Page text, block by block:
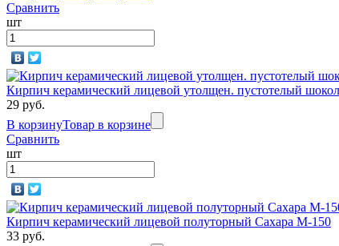
Сравнить
шт
Кирпич керамический лицевой утолщен. пустотелый
29 руб.
В корзинуТовар в корзине
Сравнить
шт
Кирпич керамический лицевой полуторный Сахара М-150
33 руб.